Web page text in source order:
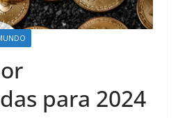
para 2024